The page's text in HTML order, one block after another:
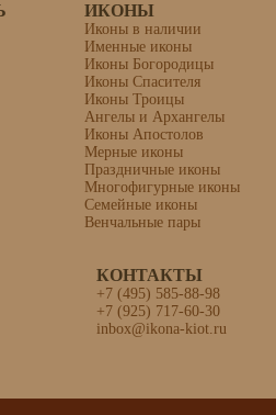
Александрийский,
ИКОНЫ
Иконы в наличии
Именные иконы
Иконы Богородицы
Иконы Спасителя
Иконы Троицы
Ангелы и Архангелы
Иконы Апостолов
Мерные иконы
Праздничные иконы
Многофигурные иконы
Семейные иконы
Венчальные пары
КОНТАКТЫ
+7 (495) 585-88-98
+7 (925) 717-60-30
inbox@ikona-kiot.ru